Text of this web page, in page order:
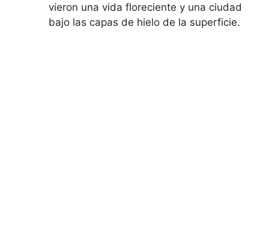
vieron una vida floreciente y una ciudad
bajo las capas de hielo de la superficie.